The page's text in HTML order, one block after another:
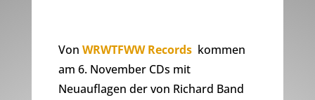
Von WRWTFWW Recordskommen
am 6. November CDs mit
Neuauflagen der von Richard Band